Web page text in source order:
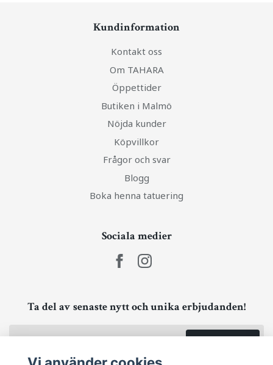
Kundinformation
Kontakt oss
Om TAHARA
Öppettider
Butiken i Malmö
Nöjda kunder
Köpvillkor
Frågor och svar
Blogg
Boka henna tatuering
Sociala medier
Ta del av senaste nytt och unika erbjudanden!